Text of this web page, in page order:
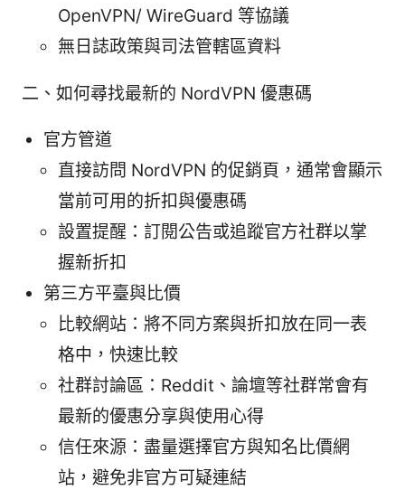
OpenVPN/ WireGuard 等協議
無日誌政策與司法管轄區資料
二、如何尋找最新的 NordVPN 優惠碼
官方管道
直接訪問 NordVPN 的促銷頁，通常會顯示
當前可用的折扣與優惠碼
設置提醒：訂閱公告或追蹤官方社群以掌
握新折扣
第三方平臺與比價
比較網站：將不同方案與折扣放在同一表
格中，快速比較
社群討論區：Reddit、論壇等社群常會有
最新的優惠分享與使用心得
信任來源：盡量選擇官方與知名比價網
站，避免非官方可疑連結